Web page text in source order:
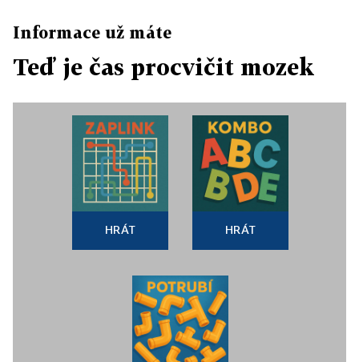
Informace už máte
Teď je čas procvičit mozek
HRÁT HRÁT